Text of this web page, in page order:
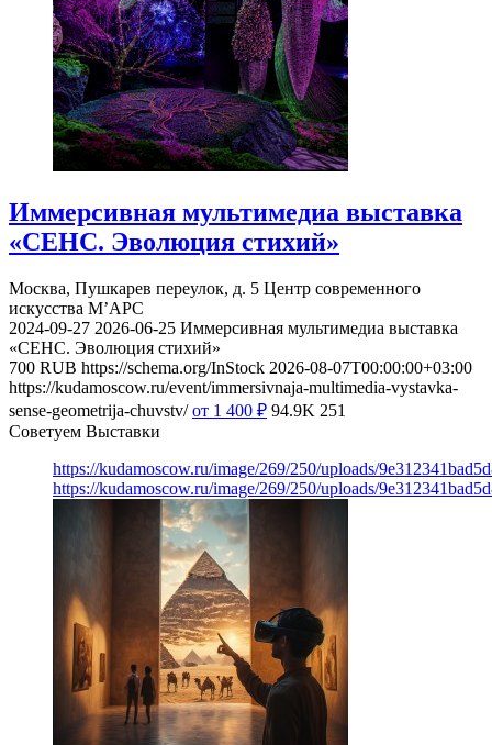
Иммерсивная мультимедиа выставка
«СЕНС. Эволюция стихий»
Москва, Пушкарев переулок, д. 5 Центр современного
искусства М’АРС
2024-09-27 2026-06-25 Иммерсивная мультимедиа выставка
«СЕНС. Эволюция стихий»
700 RUB https://schema.org/InStock 2026-08-07T00:00:00+03:00
https://kudamoscow.ru/event/immersivnaja-multimedia-vystavka-
sense-geometrija-chuvstv/ от 1 400 ₽ 94.9K 251
Советуем Выставки
https://kudamoscow.ru/image/269/250/uploads/
https://kudamoscow.ru/image/269/250/uploads/